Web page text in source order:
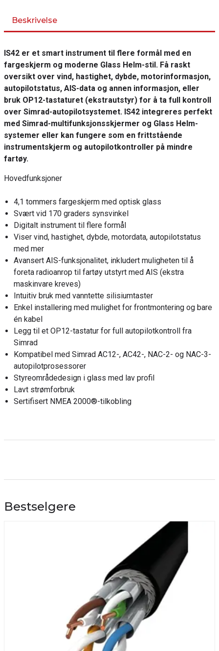
Beskrivelse
IS42 er et smart instrument til flere formål med en
fargeskjerm og moderne Glass Helm-stil. Få raskt
oversikt over vind, hastighet, dybde, motorinformasjon,
autopilotstatus, AIS-data og annen informasjon, eller
bruk OP12-tastaturet (ekstrautstyr) for å ta full kontroll
over Simrad-autopilotsystemet. IS42 integreres perfekt
med Simrad-multifunksjonsskjermer og Glass Helm-
systemer eller kan fungere som en frittstående
instrumentskjerm og autopilotkontroller på mindre
fartøy.
Hovedfunksjoner
4,1 tommers fargeskjerm med optisk glass
Svært vid 170 graders synsvinkel
Digitalt instrument til flere formål
Viser vind, hastighet, dybde, motordata, autopilotstatus
med mer
Avansert AIS-funksjonalitet, inkludert muligheten til å
foreta radioanrop til fartøy utstyrt med AIS (ekstra
maskinvare kreves)
Intuitiv bruk med vanntette silisiumtaster
Enkel installering med mulighet for frontmontering og bare
én kabel
Legg til et OP12-tastatur for full autopilotkontroll fra
Simrad
Kompatibel med Simrad AC12-, AC42-, NAC-2- og NAC-3-
autopilotprosessorer
Styreområdedesign i glass med lav profil
Lavt strømforbruk
Sertifisert NMEA 2000®-tilkobling
Bestselgere